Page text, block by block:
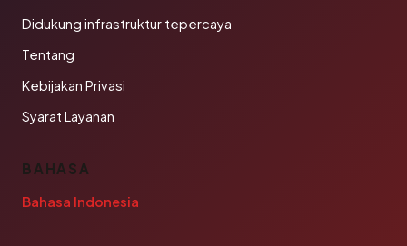
Didukung infrastruktur tepercaya
Tentang
Kebijakan Privasi
Syarat Layanan
BAHASA
Bahasa Indonesia